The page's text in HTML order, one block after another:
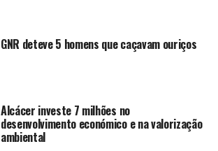
GNR deteve 5 homens que caçavam ouriços
Alcácer investe 7 milhões no
desenvolvimento económico e na valorização
ambiental